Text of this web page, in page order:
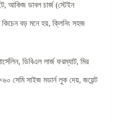
আকিজ ডাবল চার্জ (স্টেইন
কিচেন বড় মনে হয়, ক্লিনিং সহজ
ডিবিএল লার্জ ফরম্যাট, মির
সেমি সাইজ মডার্ন লুক দেয়, জয়েন্ট